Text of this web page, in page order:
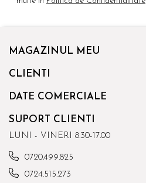
MAGAZINUL MEU
CLIENTI
DATE COMERCIALE
SUPORT CLIENTI
LUNI - VINERI 8.30-17.00
0720.499.825
0724.515.273